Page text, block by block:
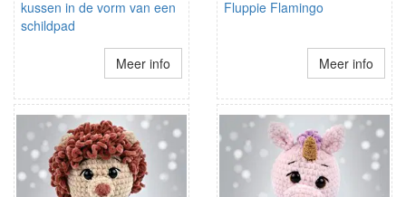
kussen in de vorm van een
schildpad
Meer info
Fluppie Flamingo
Meer info